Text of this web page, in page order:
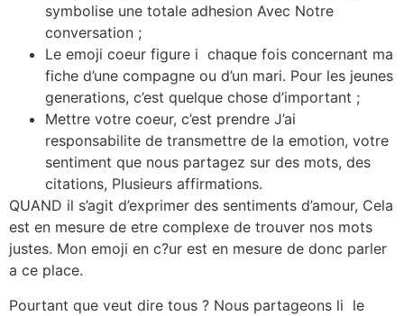
symbolise une totale adhesion Avec Notre
conversation ;
Le emoji coeur figure i chaque fois concernant ma
fiche d’une compagne ou d’un mari. Pour les jeunes
generations, c’est quelque chose d’important ;
Mettre votre coeur, c’est prendre J’ai
responsabilite de transmettre de la emotion, votre
sentiment que nous partagez sur des mots, des
citations, Plusieurs affirmations.
QUAND il s’agit d’exprimer des sentiments d’amour, Cela
est en mesure de etre complexe de trouver nos mots
justes. Mon emoji en c?ur est en mesure de donc parler
a ce place.
Pourtant que veut dire tous ? Nous partageons li le